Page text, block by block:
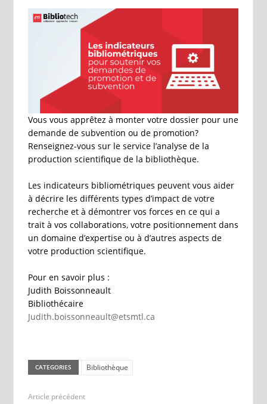
Vous vous apprêtez à monter votre dossier pour une
demande de subvention ou de promotion?
Renseignez-vous sur le service l’analyse de la
production scientifique de la bibliothèque.
Les indicateurs bibliométriques peuvent vous aider
à décrire les différents types d’impact de votre
recherche et à démontrer vos forces en ce qui a
trait à vos collaborations, votre positionnement dans
un domaine d’expertise ou à d’autres aspects de
votre production scientifique.
Pour en savoir plus :
Judith Boissonneault
Bibliothécaire
Judith.boissonneault@etsmtl.ca
CATEGORIES Bibliothèque
Article précédent